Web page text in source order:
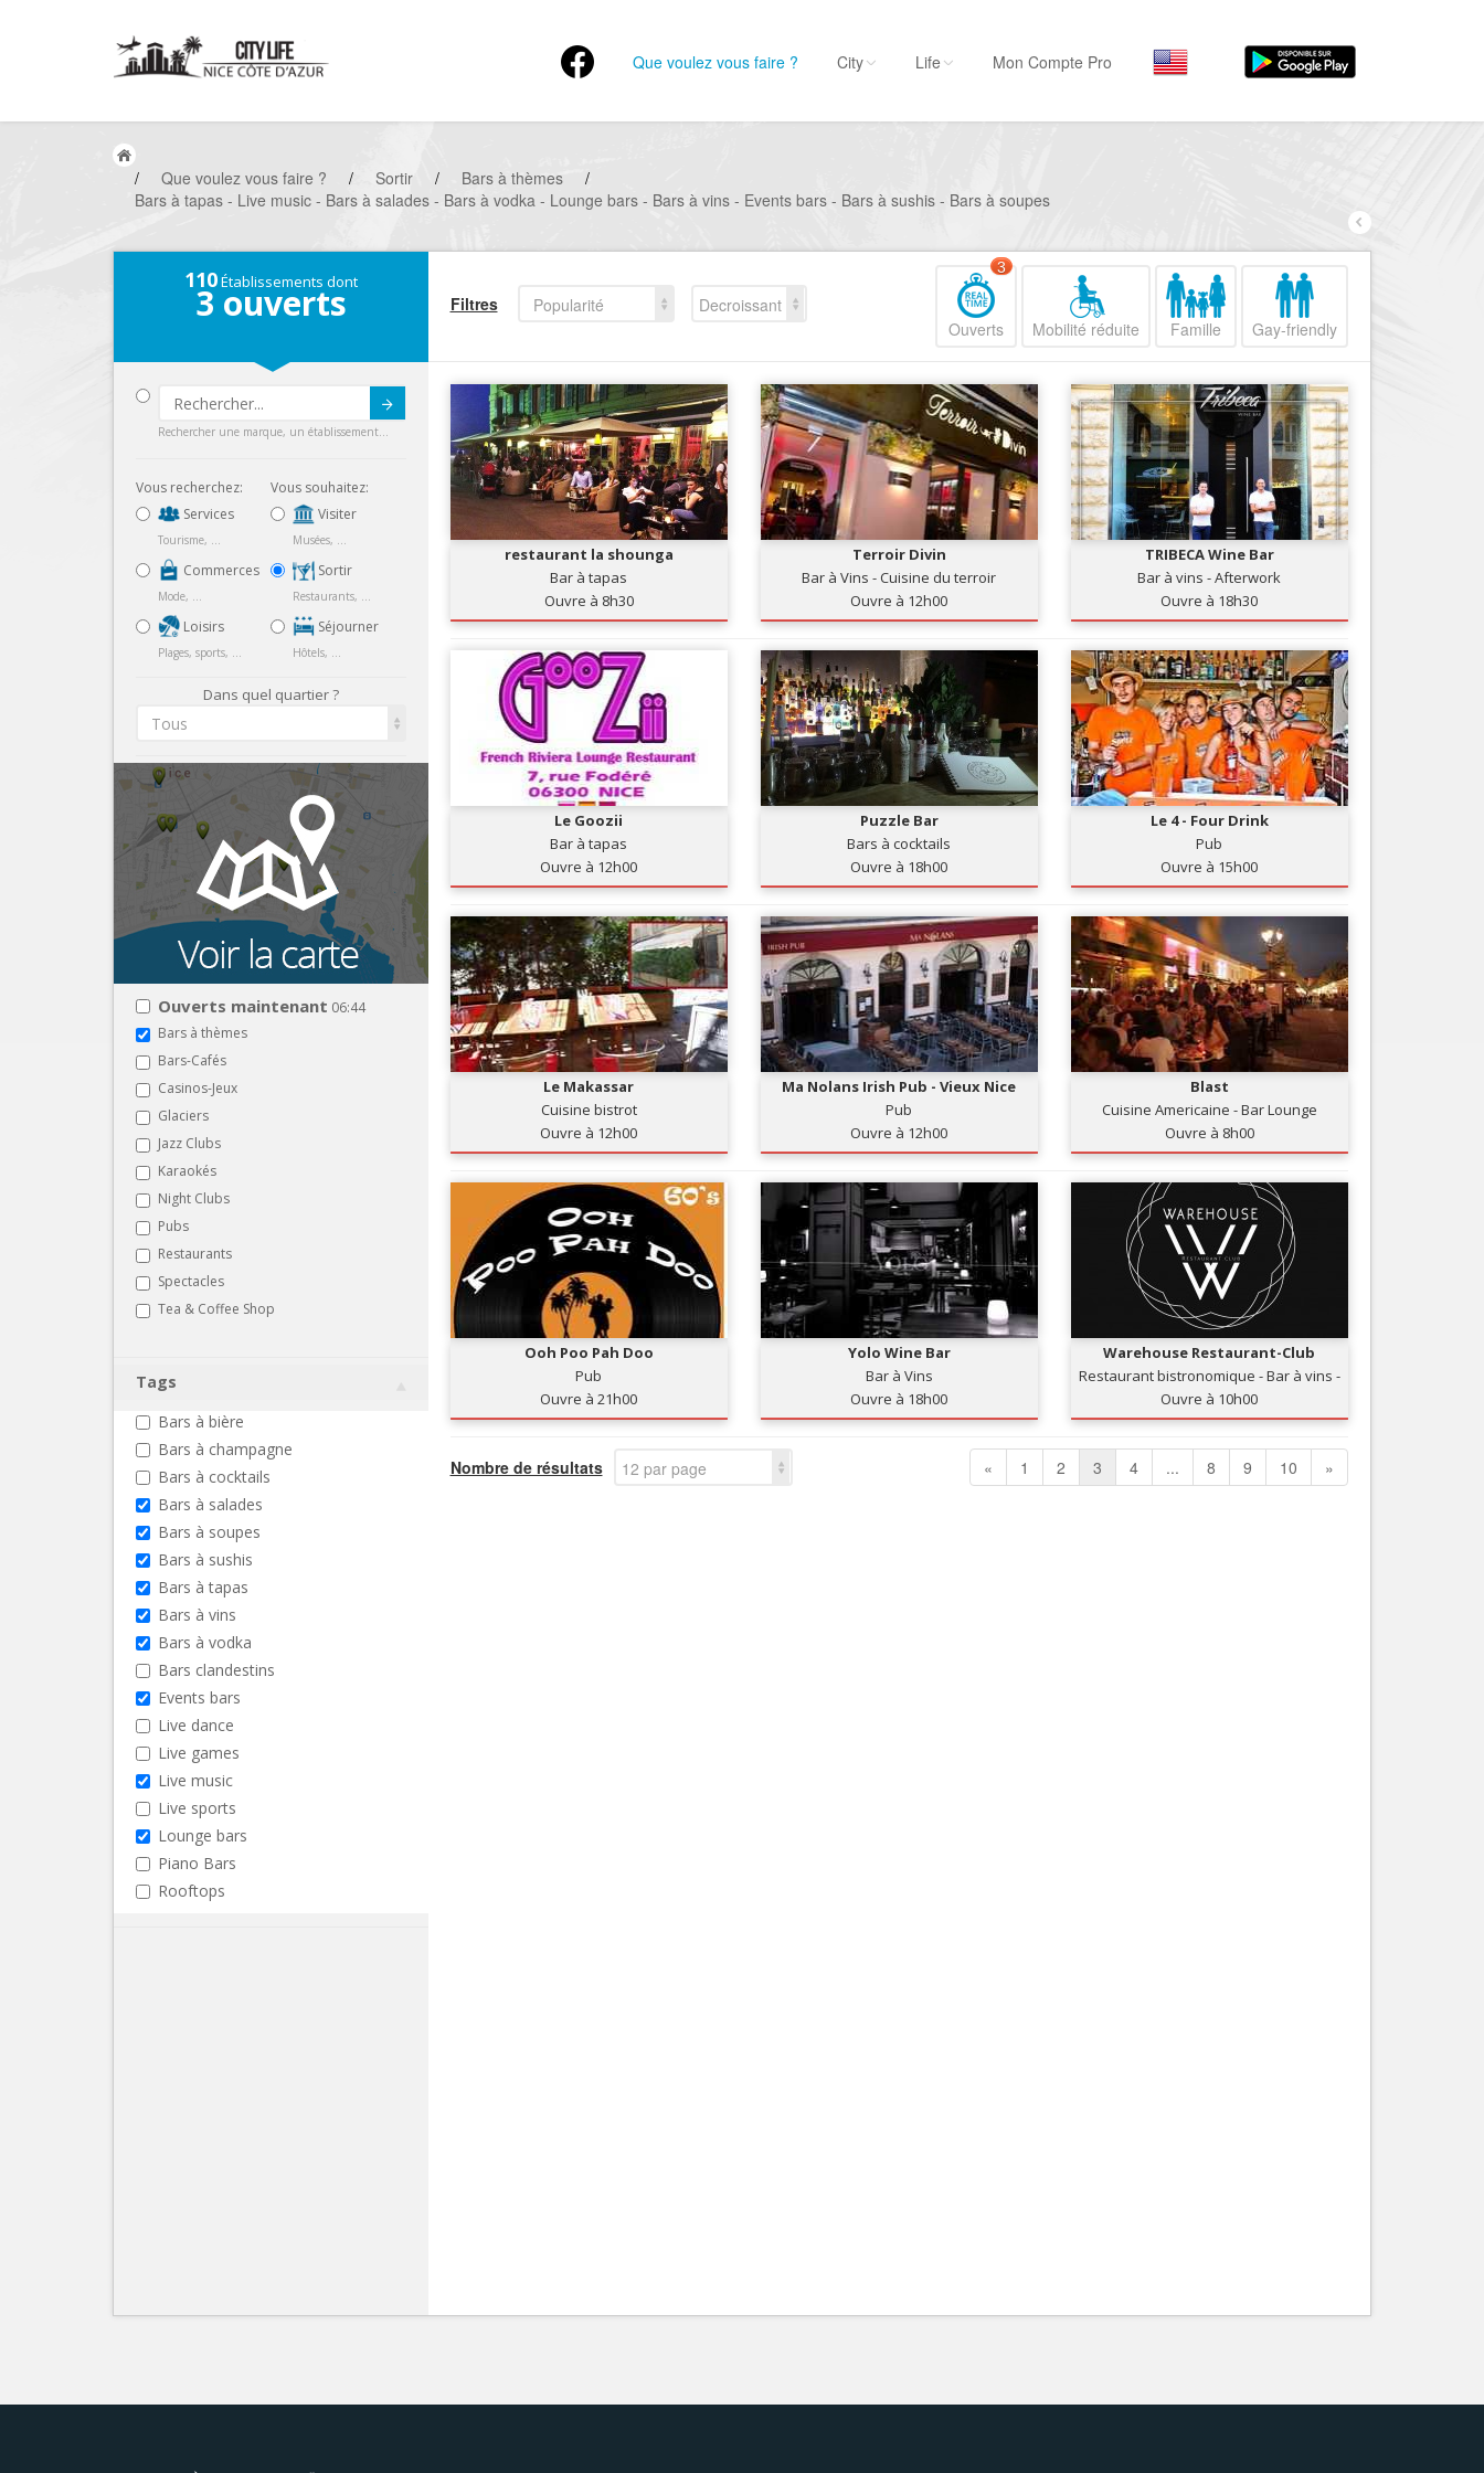
Que voulez vous faire ?
Musées, ...
Sortir
Commerces
Mode, ...
Loisirs
Plages, sports, ...
Services
Tourisme, ...
Nice Promenade du
Nice le Port
Nice le Vieux Nice
Nice les Collines Niçoises
Nice le petit Marais Niçois
Nice la plaine du Var
Nice le Carré d’Or
City Life Mon Compte Pro
/ Que voulez vous faire ? / Sortir / Bars à thèmes
/
Bars à tapas - Live music - Bars à salades - Bars à vodka - Lounge bars - Bars à vins - Events bars - Bars à sushis - Bars à soupes
110Établissements dont
3 ouverts
Rechercher une marque, un établissement...
Vous recherchez:
Services
Tourisme, ...
Commerces
Mode, ...
Loisirs
Plages, sports, ...
Vous souhaitez:
Visiter
Musées, ...
Sortir
Restaurants, ...
Séjourner
Hôtels, ...
Dans quel quartier ?
Tous
Ouverts maintenant 06:44
Bars à thèmes
Bars-Cafés
Casinos-Jeux
Glaciers
Jazz Clubs
Karaokés
Night Clubs
Pubs
Restaurants
Spectacles
Tea & Coffee Shop
Tags
Bars à bière
Bars à champagne
Bars à cocktails
Bars à salades
Bars à soupes
Bars à sushis
Bars à tapas
Bars à vins
Bars à vodka
Bars clandestins
Events bars
Live dance
Live games
Live music
Live sports
Lounge bars
Piano Bars
Rooftops
Filtres Popularité
Decroissant
Ouverts
3
Mobilité réduite Famille Gay-friendly
restaurant la shounga
Bar à tapas
Ouvre à 8h30
Terroir Divin
Bar à Vins - Cuisine du terroir
Ouvre à 12h00
TRIBECA Wine Bar
Bar à vins - Afterwork
Ouvre à 18h30
Le Goozii
Bar à tapas
Ouvre à 12h00
Puzzle Bar
Bars à cocktails
Ouvre à 18h00
Le 4 - Four Drink
Pub
Ouvre à 15h00
Le Makassar
Cuisine bistrot
Ouvre à 12h00
Ma Nolans Irish Pub - Vieux Nice
Pub
Ouvre à 12h00
Blast
Cuisine Americaine - Bar Lounge
Ouvre à 8h00
Ooh Poo Pah Doo
Pub
Ouvre à 21h00
Yolo Wine Bar
Bar à Vins
Ouvre à 18h00
Warehouse Restaurant-Club
Restaurant bistronomique - Bar à vins -
Club
Ouvre à 10h00
Nombre de résultats 12 par page « 1 2 3 4 ... 8 9 10 »